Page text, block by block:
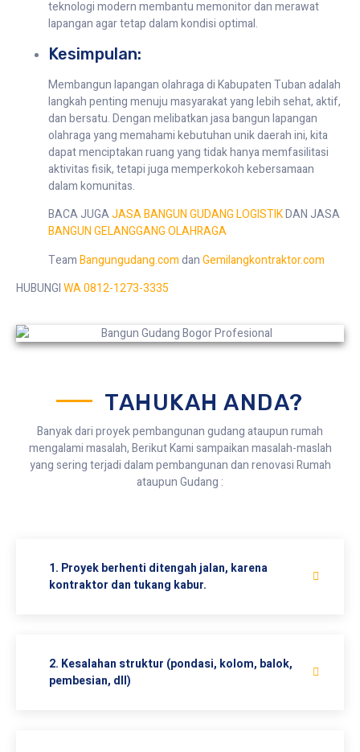
teknologi modern membantu memonitor dan merawat
lapangan agar tetap dalam kondisi optimal.
Kesimpulan:
Membangun lapangan olahraga di Kabupaten Tuban adalah
langkah penting menuju masyarakat yang lebih sehat, aktif,
dan bersatu. Dengan melibatkan jasa bangun lapangan
olahraga yang memahami kebutuhan unik daerah ini, kita
dapat menciptakan ruang yang tidak hanya memfasilitasi
aktivitas fisik, tetapi juga memperkokoh kebersamaan
dalam komunitas.
BACA JUGAJASA BANGUN GUDANG LOGISTIKDAN JASA
BANGUN GELANGGANG OLAHRAGA
TeamBangungudang.comdanGemilangkontraktor.com
HUBUNGIWA 0812-1273-3335
TAHUKAH ANDA?
Banyak dari proyek pembangunan gudang ataupun rumah
mengalami masalah, Berikut Kami sampaikan masalah-maslah
yang sering terjadi dalam pembangunan dan renovasi Rumah
ataupun Gudang :
1. Proyek berhenti ditengah jalan, karena
kontraktor dan tukang kabur.
2. Kesalahan struktur (pondasi, kolom, balok,
pembesian, dll)